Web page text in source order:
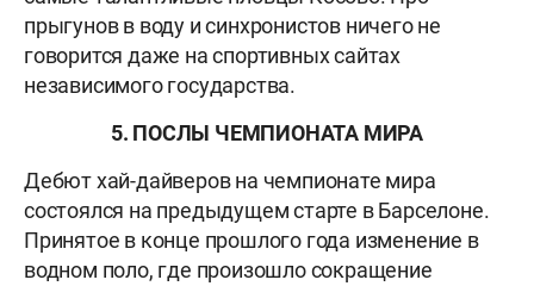
прыгунов в воду и синхронистов ничего не
говорится даже на спортивных сайтах
независимого государства.
5. ПОСЛЫ ЧЕМПИОНАТА МИРА
Дебют хай-дайверов на чемпионате мира
состоялся на предыдущем старте в Барселоне.
Принятое в конце прошлого года изменение в
водном поло, где произошло сокращение